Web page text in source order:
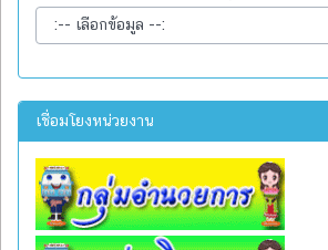
เชื่อมโยงหน่วยงาน